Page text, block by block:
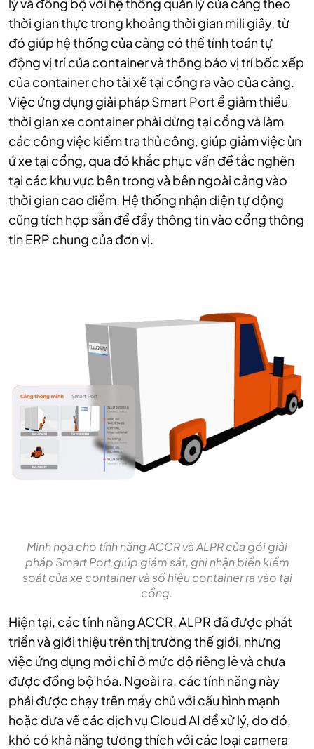
lý và đồng bộ với hệ thống quản lý của cảng theo
thời gian thực trong khoảng thời gian mili giây, từ
đó giúp hệ thống của cảng có thể tính toán tự
động vị trí của container và thông báo vị trí bốc xếp
của container cho tài xế tại cổng ra vào của cảng.
Việc ứng dụng giải pháp Smart Port ể giảm thiểu
thời gian xe container phải dừng tại cổng và làm
các công việc kiểm tra thủ công, giúp giảm việc ùn
ứ xe tại cổng, qua đó khắc phục vấn đề tắc nghẽn
tại các khu vực bên trong và bên ngoài cảng vào
thời gian cao điểm. Hệ thống nhận diện tự động
cũng tích hợp sẵn để đẩy thông tin vào cổng thông
tin ERP chung của đơn vị.
Minh họa cho tính năng ACCR và ALPR của gói giải
pháp Smart Port giúp giám sát, ghi nhận biển kiểm
soát của xe container và số hiệu container ra vào tại
cổng.
Hiện tại, các tính năng ACCR, ALPR đã được phát
triển và giới thiệu trên thị trường thế giới, nhưng
việc ứng dụng mới chỉ ở mức độ riêng lẻ và chưa
được đồng bộ hóa. Ngoài ra, các tính năng này
phải được chạy trên máy chủ với cấu hình mạnh
hoặc đưa về các dịch vụ Cloud AI để xử lý, do đó,
khó có khả năng tương thích với các loại camera